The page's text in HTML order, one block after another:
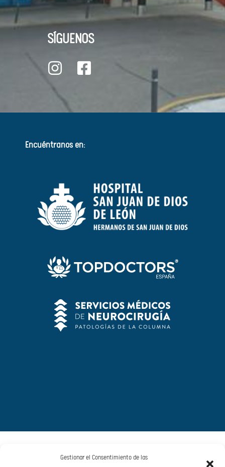
Gestionar el Consentimiento de las
SÍGUENOS
Encuéntranos en: